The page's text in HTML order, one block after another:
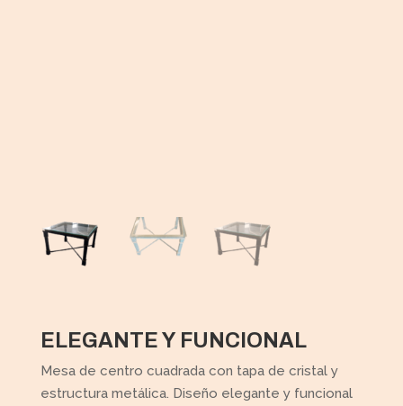
ELEGANTE Y FUNCIONAL
Mesa de centro cuadrada con tapa de cristal y
estructura metálica. Diseño elegante y funcional